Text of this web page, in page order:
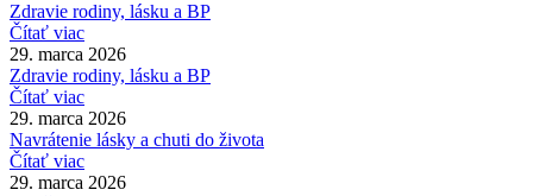
Zdravie rodiny, lásku a BP
Čítať viac
29. marca 2026
Zdravie rodiny, lásku a BP
Čítať viac
29. marca 2026
Navrátenie lásky a chuti do života
Čítať viac
29. marca 2026